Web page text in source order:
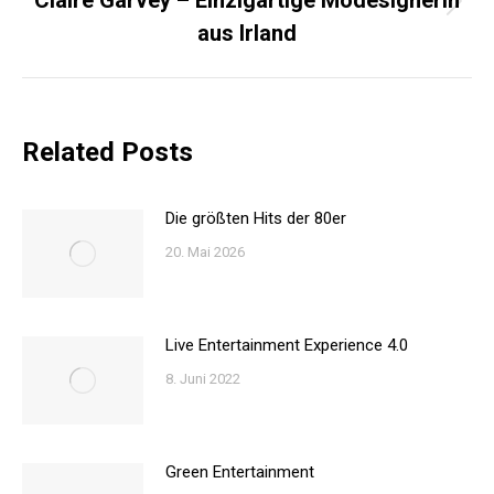
Nächster
Beitrag:
aus Irland
Related Posts
Die größten Hits der 80er
20. Mai 2026
Live Entertainment Experience 4.0
8. Juni 2022
Green Entertainment